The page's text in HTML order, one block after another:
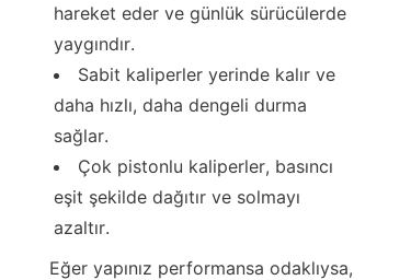
hareket eder ve günlük sürücülerde
yaygındır.
Sabit kaliperler yerinde kalır ve
daha hızlı, daha dengeli durma
sağlar.
Çok pistonlu kaliperler, basıncı
eşit şekilde dağıtır ve solmayı
azaltır.
Eğer yapınız performansa odaklıysa,